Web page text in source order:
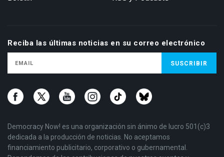
Reciba las últimas noticias en su correo electrónico
Democracy Now! es una organización sin ánimo de lucro 501(c)3
dedicada a la producción de noticias. No aceptamos
financiamiento publicitario, corporativo o gubernamental.